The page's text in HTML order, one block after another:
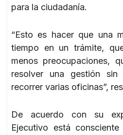
para la ciudadanía.
“Esto es hacer que una
tiempo en un trámite,
menos preocupaciones,
resolver una gestión
recorrer varias oficinas”,
De acuerdo con su
Ejecutivo está